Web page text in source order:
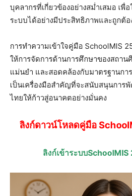
บุคลากรที่เกี่ยวข้องอย่างสม่ำเสมอ เพื่
ระบบได้อย่างมีประสิทธิภาพและถูกต้อ
การทำความเข้าใจคู่มือ SchoolMIS
ให้การจัดการด้านการศึกษาของสถา
แม่นยำ และสอดคล้องกับมาตรฐานก
เป็นเครื่องมือสำคัญที่จะสนับสนุนกา
ไทยให้ก้าวสู่อนาคตอย่างมั่นคง
ลิงก์ดาวน์โหลดคู่มือ
ลิงก์เข้าระบบ